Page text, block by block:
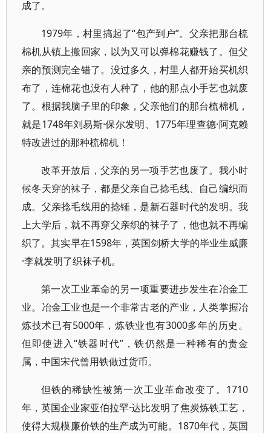
成了。
1979年，村里搞起了“包产到户”。父亲把那台梳
棉机从镇上搬回家，以为又可以弹棉花赚钱了。但父
亲的预测完全错了。没过多久，村里人都开始买机织
布了，连棉花也没有人种了，他的那点小手艺也就废
了。根据我脑子里的印象，父亲他们的那台梳棉机，
就是1748年刘易斯·保尔发明、1775年理查德·阿克赖
特改进过的那种梳棉机！
改革开放后，父亲的另一项手艺也废了。我小时
候冬天穿的袜子，都是父亲自己捻毛线、自己编织而
成。父亲捻毛线用的捻锤，是新石器时代的发明。我
上大学后，就不再穿父亲织的袜子了，他也就不再编
织了。其实早在1598年，英国剑桥大学的毕业生威廉
·李就发明了织袜子机。
第一次工业革命的另一项重要进步发生在冶金工
业。冶金工业也是一个非常古老的产业，人类掌握冶
炼技术已有5000年，炼铁业也有3000多年的历史。
但即使进入“铁器时代”，铁仍然是一种稀有的贵金
属，中国宋代曾用铁做过货币。
但铁的稀缺性被第一次工业革命改变了。1710
年，英国企业家亚伯拉罕·达比发明了焦炭炼铁工艺，
使得大规模廉价铁的生产成为可能。1870年代，英国